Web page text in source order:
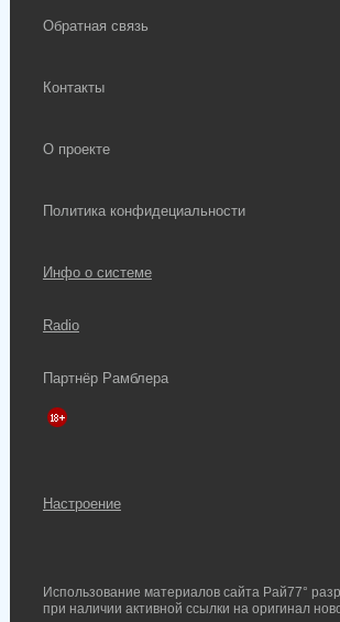
Обратная связь
Контакты
О проекте
Политика конфидециальности
Инфо о системе
Radio
Партнёр Рамблера
Настроение
Использование материалов сайта Рай77°
при наличии активной ссылки на оригинал